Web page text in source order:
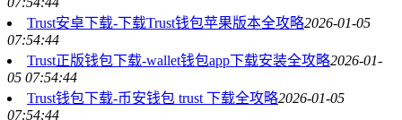
Trust安卓下载-下载Trust钱包苹果版本全攻略2026-01-05
07:54:44
Trust正版钱包下载-wallet钱包app下载安装全攻略2026-01-
05 07:54:44
Trust钱包下载-币安钱包 trust 下载全攻略2026-01-05
07:54:44